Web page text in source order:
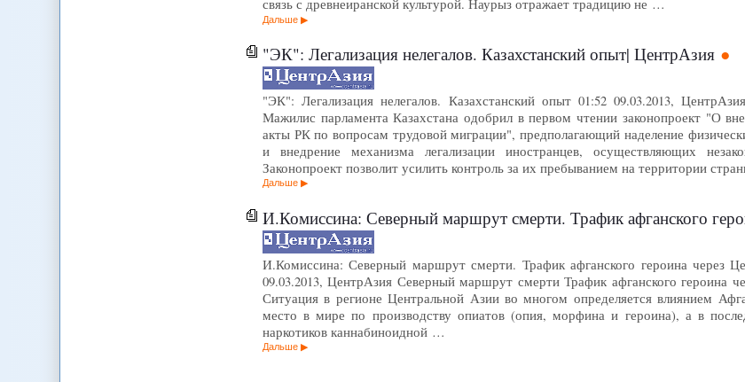
связь с древнеиранской культурой. Наурыз отражает традицию не …
Дальше
"ЭК": Легализация нелегалов. Казахстанский опыт| ЦентрАзия
"ЭК": Легализация нелегалов. Казахстанский опыт 01:52 09.03.2013,
Мажилис парламента Казахстана одобрил в первом чтении законопроект "О
акты РК по вопросам трудовой миграции", предполагающий наделение
и внедрение механизма легализации иностранцев, осуществляющих
Законопроект позволит усилить контроль за их пребыванием на территории
Дальше
И.Комиссина: Северный маршрут смерти. Трафик афганского героина через
И.Комиссина: Северный маршрут смерти. Трафик афганского героина через
09.03.2013, ЦентрАзия Северный маршрут смерти Трафик афганского героина
Ситуация в регионе Центральной Азии во многом определяется влиянием
место в мире по производству опиатов (опия, морфина и героина), а в
наркотиков каннабиноидной …
Дальше